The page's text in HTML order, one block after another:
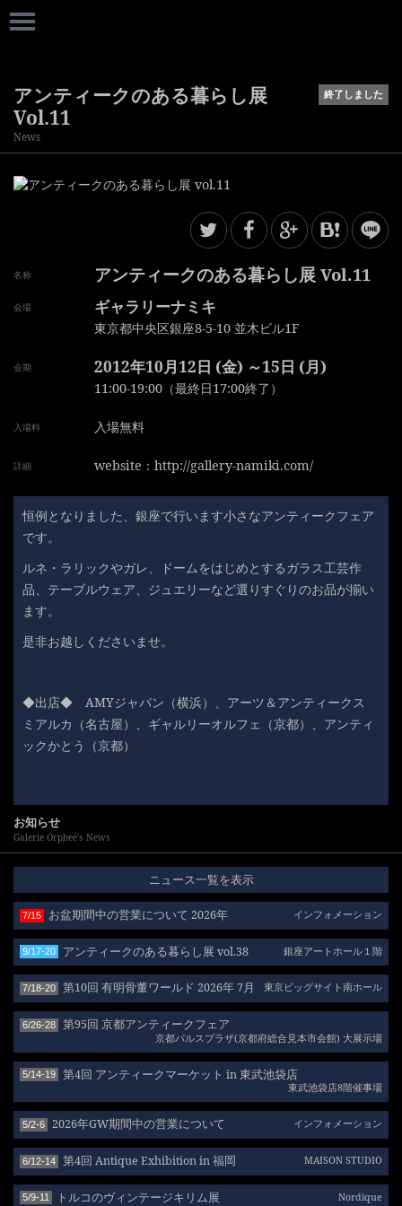
終了しました
アンティークのある暮らし展
Vol.11
News
名称 アンティークのある暮らし展 Vol.11
会場 ギャラリーナミキ
東京都中央区銀座8-5-10 並木ビル1F
会期 2012年10月12日 (金) ～15日 (月)
11:00-19:00（最終日17:00終了）
入場料 入場無料
詳細 website：http://gallery-namiki.com/
恒例となりました、銀座で行います小さなアンティークフェア
です。
ルネ・ラリックやガレ、ドームをはじめとするガラス工芸作
品、テーブルウェア、ジュエリーなど選りすぐりのお品が揃い
ます。
是非お越しくださいませ。
◆出店◆ AMYジャパン（横浜）、アーツ＆アンティークス
ミアルカ（名古屋）、ギャルリーオルフェ（京都）、アンティ
ックかとう（京都）
お知らせ
Galerie Orpheé's News
ニュース一覧を表示
7/15 お盆期間中の営業について 2026年 インフォメーション
9/17-20 アンティークのある暮らし展 vol.38 銀座アートホール１階
7/18-20 第10回 有明骨董ワールド 2026年 7月 東京ビッグサイト南ホール
6/26-28 第95回 京都アンティークフェア
京都パルスプラザ(京都府総合見本市会館) 大展示場
5/14-19 第4回 アンティークマーケット in 東武池袋店
東武池袋店8階催事場
5/2-6 2026年GW期間中の営業について インフォメーション
6/12-14 第4回 Antique Exhibition in 福岡 MAISON STUDIO
5/9-11 トルコのヴィンテージキリム展 Nordique